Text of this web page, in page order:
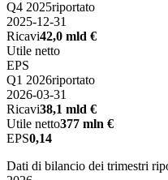
Q4 2025riportato
2025-12-31
Ricavi42,0 mld €
Utile netto
EPS
Q1 2026riportato
2026-03-31
Ricavi38,1 mld €
Utile netto377 mln €
EPS0,14
Dati di bilancio dei trimestri